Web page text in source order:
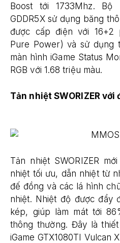
Boost tới 1733Mhz. Bộ
GDDR5X sử dụng băng
được cấp điện với 16+2
Pure Power) và sử dụng
màn hình iGame Status
RGB với 1.68 triệu màu.
Tản nhiệt SWORIZER với
Tản nhiệt SWORIZER
nhiệt tối ưu, dẫn nhiệt từ
đế đồng và các lá hình
nhiệt. Nhiệt độ được đẩy
kép, giúp làm mát tới
thông thường. Đây là
iGame GTX1080TI Vulcan